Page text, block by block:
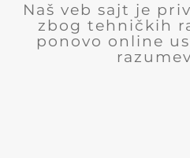
Naš veb sajt je
zbog tehničkih
ponovo online